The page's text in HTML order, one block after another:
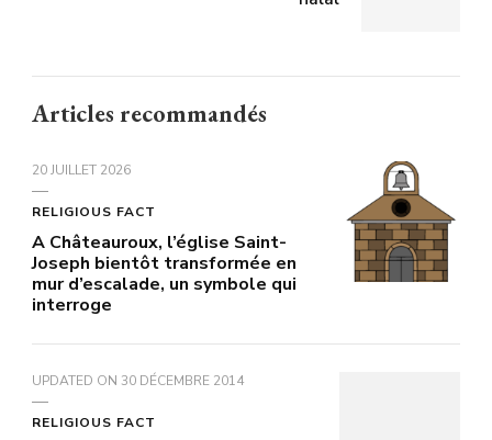
Articles recommandés
20 JUILLET 2026
RELIGIOUS FACT
A Châteauroux, l’église Saint-
Joseph bientôt transformée en
mur d’escalade, un symbole qui
interroge
UPDATED ON 30 DÉCEMBRE 2014
RELIGIOUS FACT